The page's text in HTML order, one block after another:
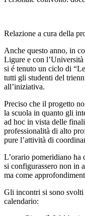
Relazione a cura della
Anche questo anno, in
Ligure e con
si é tenuto un ciclo di
tutti gli studenti del
all’iniziativa.
Preciso che il progetto
la scuola in quanto gli
ad hoc in vista delle
professionalità di alto
pure l’attività di
L’orario pomeridiano ha
si configurassero non in
ma come
Gli incontri si sono svolti
calendario: